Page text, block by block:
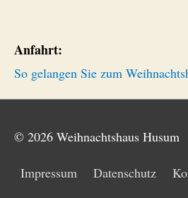
Anfahrt:
So gelangen Sie zum
© 2026 Weihnachtshaus Husum
Impressum Datenschutz